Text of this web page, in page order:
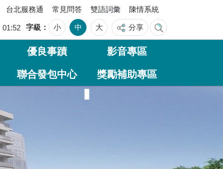
台北服務通 常見問答 雙語詞彙 陳情系統
01:52 字級 小 中 大 分享
優良事蹟 影音專區
聯合發包中心 獎勵補助專區